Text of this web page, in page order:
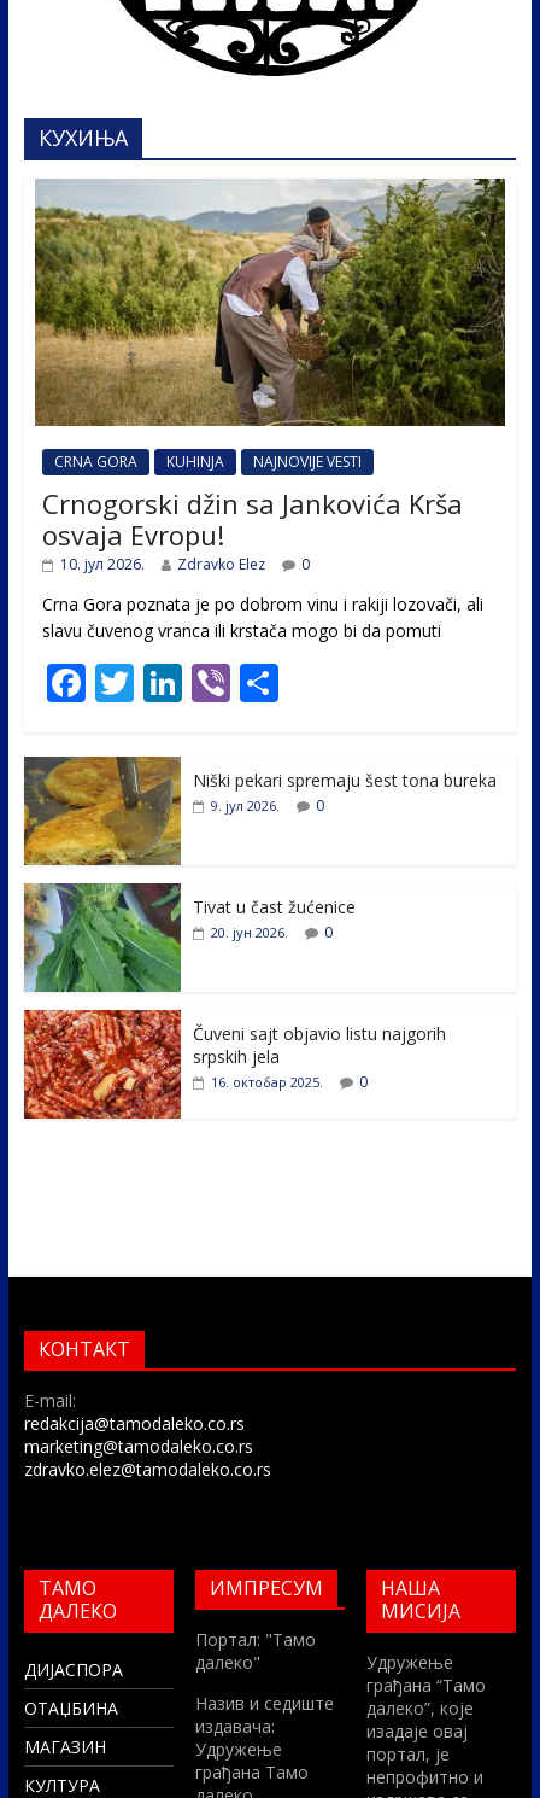
КУХИЊА
CRNA GORA KUHINJA NAJNOVIJE VESTI
Crnogorski džin sa Jankovića Krša
osvaja Evropu!
10. јул 2026. Zdravko Elez 0
Crna Gora poznata je po dobrom vinu i rakiji lozovači, ali
slavu čuvenog vranca ili krstača mogo bi da pomuti
F
e
b
o
o
k
T
itt
er
Li
e
Vi
er
S
e
Niški pekari spremaju šest tona bureka
9. јул 2026. 0
Tivat u čast žućenice
20. јун 2026. 0
Čuveni sajt objavio listu najgorih
srpskih jela
16. октобар 2025. 0
КОНТАКТ
E-mail:
redakcija@tamodaleko.co.rs
marketing@tamodaleko.co.rs
zdravko.elez@tamodaleko.co.rs
ТАМО
ДАЛЕКО
ДИЈАСПОРА
ОТАЏБИНА
МАГАЗИН
КУЛТУРА
ИМПРЕСУМ
Портал: "Тамо
далеко"
Назив и седиште
издавача:
Удружење
грађана Тамо
НАША
МИСИЈА
Удружење
грађана “Тамо
далеко”, које
изадаје овај
портал, је
непрофитно и